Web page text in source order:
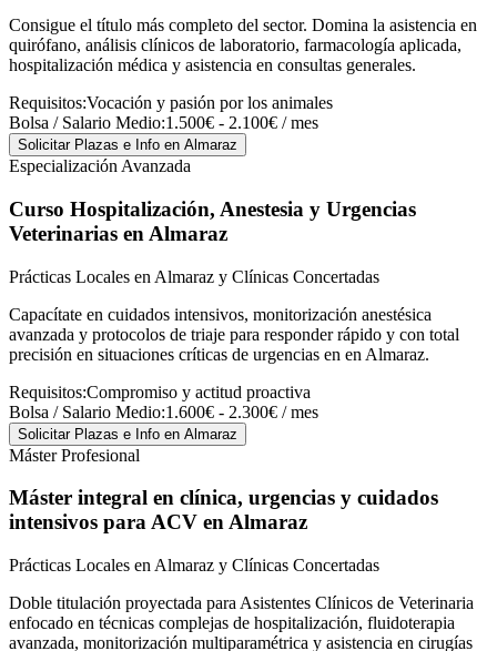
Consigue el título más completo del sector. Domina la asistencia en
quirófano, análisis clínicos de laboratorio, farmacología aplicada,
hospitalización médica y asistencia en consultas generales.
Requisitos:Vocación y pasión por los animales
Bolsa / Salario Medio:1.500€ - 2.100€ / mes
Solicitar Plazas e Info en Almaraz
Especialización Avanzada
Curso Hospitalización, Anestesia y Urgencias
Veterinarias en Almaraz
Prácticas Locales en Almaraz y Clínicas Concertadas
Capacítate en cuidados intensivos, monitorización anestésica
avanzada y protocolos de triaje para responder rápido y con total
precisión en situaciones críticas de urgencias en en Almaraz.
Requisitos:Compromiso y actitud proactiva
Bolsa / Salario Medio:1.600€ - 2.300€ / mes
Solicitar Plazas e Info en Almaraz
Máster Profesional
Máster integral en clínica, urgencias y cuidados
intensivos para ACV en Almaraz
Prácticas Locales en Almaraz y Clínicas Concertadas
Doble titulación proyectada para Asistentes Clínicos de Veterinaria
enfocado en técnicas complejas de hospitalización, fluidoterapia
avanzada, monitorización multiparamétrica y asistencia en cirugías